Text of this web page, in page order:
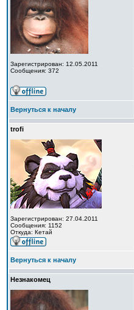
Зарегистрирован: 12.05.2011
Сообщения: 372
Вернуться к началу
trofi
Зарегистрирован: 27.04.2011
Сообщения: 1152
Откуда: Кетай
Вернуться к началу
Незнакомец